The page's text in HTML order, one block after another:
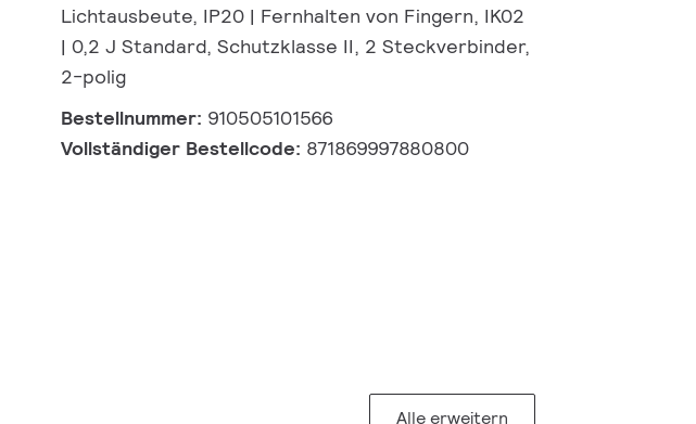
Lichtausbeute, IP20 | Fernhalten von Fingern, IK02
| 0,2 J Standard, Schutzklasse II, 2 Steckverbinder,
2-polig
Bestellnummer: 910505101566
Vollständiger Bestellcode: 871869997880800
Alle erweitern